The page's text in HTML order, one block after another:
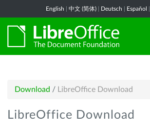
English 中文 (简体) Deutsch Español
Download / LibreOffice Download
LibreOffice Download